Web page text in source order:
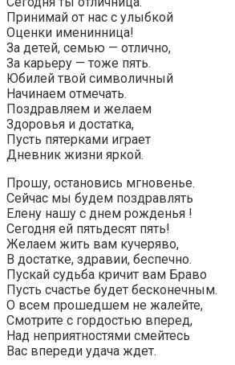
Принимай от нас с улыбкой
Оценки именинница!
За детей, семью — отлично,
За карьеру — тоже пять.
Юбилей твой символичный
Начинаем отмечать.
Поздравляем и желаем
Здоровья и достатка,
Пусть пятерками играет
Дневник жизни яркой.
Прошу, остановись мгновенье.
Сейчас мы будем поздравлять
Елену нашу с днем рожденья !
Сегодня ей пятьдесят пять!
Желаем жить вам кучеряво,
В достатке, здравии, беспечно.
Пускай судьба кричит вам Браво
Пусть счастье будет бесконечным.
О всем прошедшем не жалейте,
Смотрите с гордостью вперед,
Над неприятностями смейтесь
Вас впереди удача ждет.